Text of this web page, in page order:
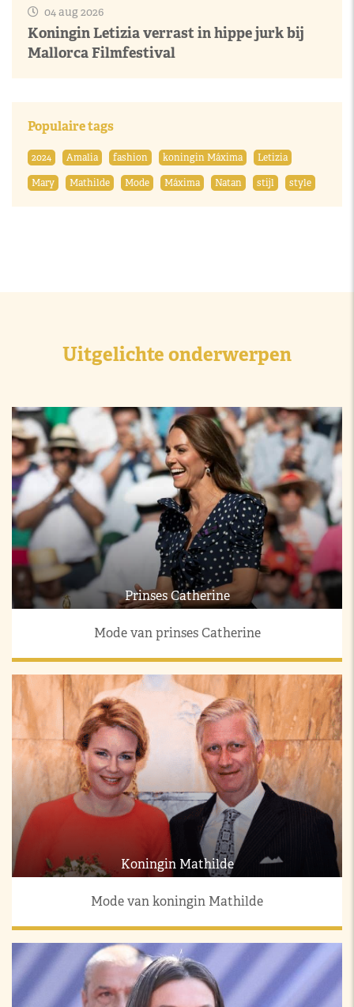
04 aug 2026
Koningin Letizia verrast in hippe jurk bij
Mallorca Filmfestival
Populaire tags
2024 Amalia fashion koningin Máxima
Letizia
Mary
Mathilde Mode Máxima Natan stijl style
Uitgelichte onderwerpen
Prinses Catherine
Mode van prinses Catherine
Koningin Mathilde
Mode van koningin Mathilde